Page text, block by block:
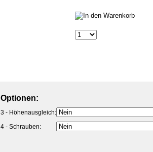
Optionen:
3 - Höhenausgleich:
4 - Schrauben: